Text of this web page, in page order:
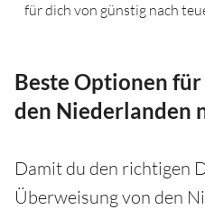
für dich von günstig nach
Beste Optionen
den Niederlanden
Damit du den richtigen
Überweisung von den